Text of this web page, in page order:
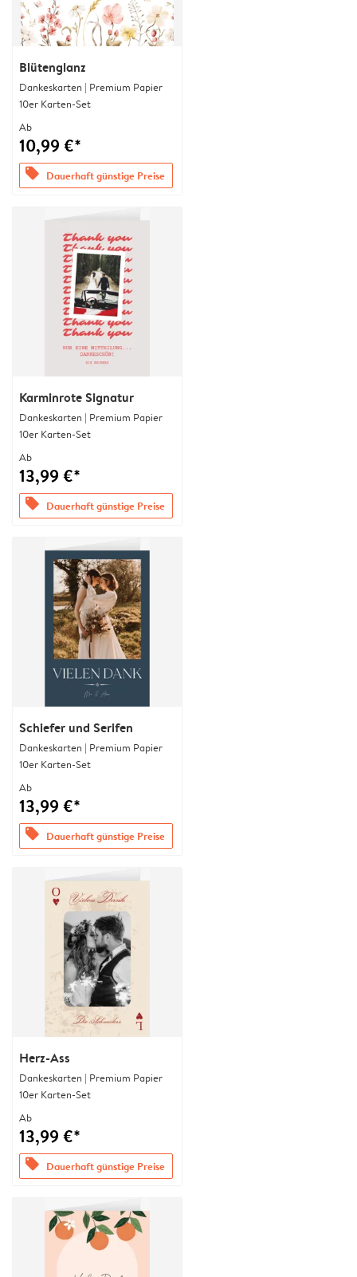
Blütenglanz
Dankeskarten | Premium Papier
10er Karten-Set
Ab
10,99 €*
offers Dauerhaft günstige Preise
Karminrote Signatur
Dankeskarten | Premium Papier
10er Karten-Set
Ab
13,99 €*
offers Dauerhaft günstige Preise
Schiefer und Serifen
Dankeskarten | Premium Papier
10er Karten-Set
Ab
13,99 €*
offers Dauerhaft günstige Preise
Herz-Ass
Dankeskarten | Premium Papier
10er Karten-Set
Ab
13,99 €*
offers Dauerhaft günstige Preise